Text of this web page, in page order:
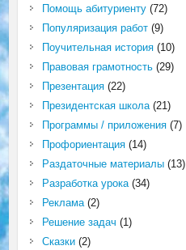
Помощь абитуриенту(72)
Популяризация работ(9)
Поучительная история(10)
Правовая грамотность(29)
Презентация(22)
Президентская школа(21)
Программы / приложения(7)
Профориентация(14)
Раздаточные материалы(13)
Разработка урока(34)
Реклама(2)
Решение задач (1)
Сказки(2)